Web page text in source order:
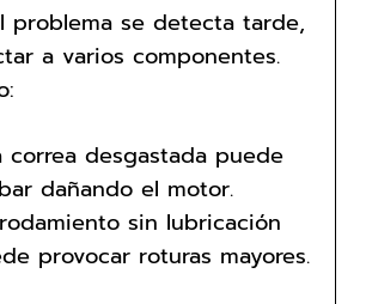
problema se detecta tarde,
a varios componentes.
correa desgastada puede
dañando el motor.
sin lubricación
provocar roturas mayores.